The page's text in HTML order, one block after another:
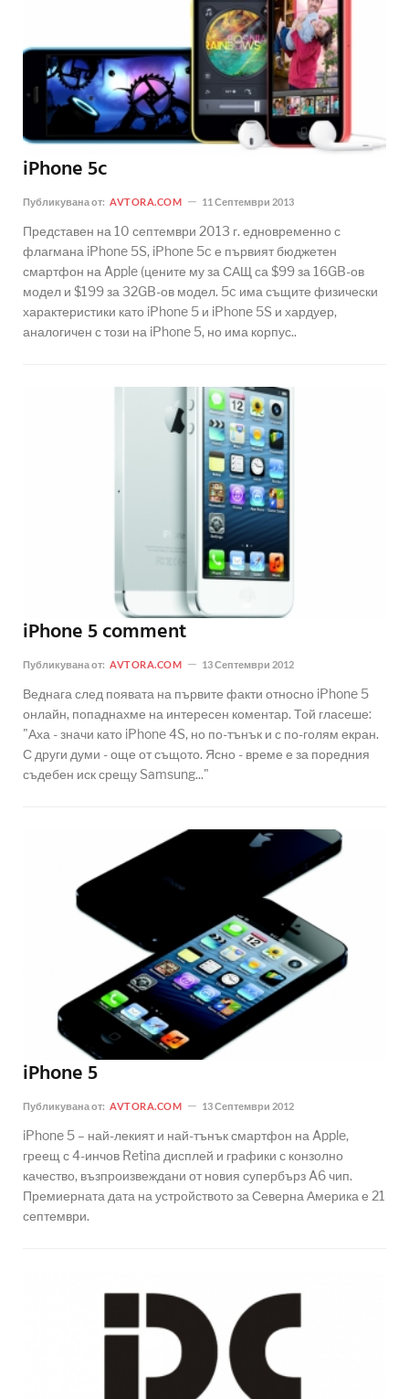
iPhone 5c
Публикувана от: AVTORA.COM 11 Септември 2013
Представен на 10 септември 2013 г. едновременно с
флагмана iPhone 5S, iPhone 5c е първият бюджетен
смартфон на Apple (цените му за САЩ са $99 за 16GB-ов
модел и $199 за 32GB-ов модел. 5c има същите физически
характеристики като iPhone 5 и iPhone 5S и хардуер,
аналогичен с този на iPhone 5, но има корпус..
iPhone 5 comment
Публикувана от: AVTORA.COM 13 Септември 2012
Веднага след появата на първите факти относно iPhone 5
онлайн, попаднахме на интересен коментар. Той гласеше:
"Аха - значи като iPhone 4S, но по-тънък и с по-голям екран.
С други думи - още от същото. Ясно - време е за поредния
съдебен иск срещу Samsung..."
iPhone 5
Публикувана от: AVTORA.COM 13 Септември 2012
iPhone 5 – най-лекият и най-тънък смартфон на Apple,
греещ с 4-инчов Retina дисплей и графики с конзолно
качество, възпроизвеждани от новия супербърз A6 чип.
Премиерната дата на устройството за Северна Америка е 21
септември.